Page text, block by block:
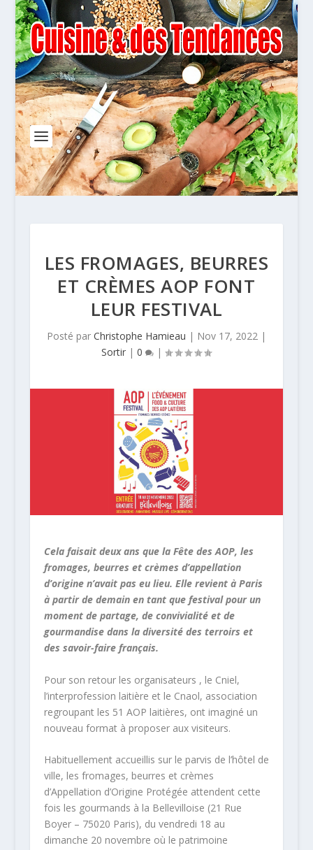
LES FROMAGES, BEURRES
ET CRÈMES AOP FONT
LEUR FESTIVAL
Posté par Christophe Hamieau | Nov 17, 2022|
Sortir |0 |
Cela faisait deux ans que la Fête des AOP, les
fromages, beurres et crèmes d’appellation
d’origine n’avait pas eu lieu. Elle revient à Paris
à partir de demain en tant que festival pour un
moment de partage, de convivialité et de
gourmandise dans la diversité des terroirs et
des savoir-faire français.
Pour son retour les organisateurs , le Cniel,
l’interprofession laitière et le Cnaol, association
regroupant les 51 AOP laitières, ont imaginé un
nouveau format à proposer aux visiteurs.
Habituellement accueillis sur le parvis de l’hôtel de
ville, les fromages, beurres et crèmes
d’Appellation d’Origine Protégée attendent cette
fois les gourmands à la Bellevilloise (21 Rue
Boyer – 75020 Paris), du vendredi 18 au
dimanche 20 novembre où le patrimoine